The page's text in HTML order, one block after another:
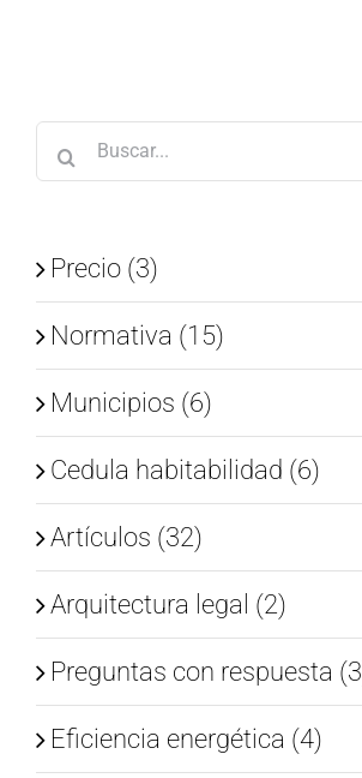
Buscar:
Precio (3)
Normativa (15)
Municipios (6)
Cedula habitabilidad (6)
Artículos (32)
Arquitectura legal (2)
Preguntas con respuesta
Eficiencia energética (4)